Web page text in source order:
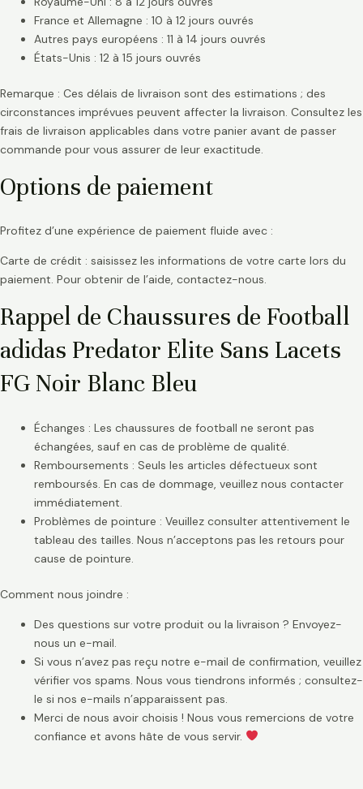
France et Allemagne : 10 à 12 jours ouvrés
Autres pays européens : 11 à 14 jours ouvrés
États-Unis : 12 à 15 jours ouvrés
Remarque : Ces délais de livraison sont des estimations ; des
circonstances imprévues peuvent affecter la livraison. Consultez les
frais de livraison applicables dans votre panier avant de passer
commande pour vous assurer de leur exactitude.
Options de paiement
Profitez d’une expérience de paiement fluide avec :
Carte de crédit : saisissez les informations de votre carte lors du
paiement. Pour obtenir de l’aide, contactez-nous.
Rappel de Chaussures de Football
adidas Predator Elite Sans Lacets
FG Noir Blanc Bleu
Échanges : Les chaussures de football ne seront pas
échangées, sauf en cas de problème de qualité.
Remboursements : Seuls les articles défectueux sont
remboursés. En cas de dommage, veuillez nous contacter
immédiatement.
Problèmes de pointure : Veuillez consulter attentivement le
tableau des tailles. Nous n’acceptons pas les retours pour
cause de pointure.
Comment nous joindre :
Des questions sur votre produit ou la livraison ? Envoyez-
nous un e-mail.
Si vous n’avez pas reçu notre e-mail de confirmation, veuillez
vérifier vos spams. Nous vous tiendrons informés ; consultez-
le si nos e-mails n’apparaissent pas.
Merci de nous avoir choisis ! Nous vous remercions de votre
confiance et avons hâte de vous servir.